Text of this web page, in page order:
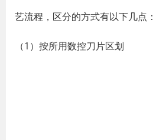
艺流程，区分的方式有以下几点：
（1）按所用数控刀片区划